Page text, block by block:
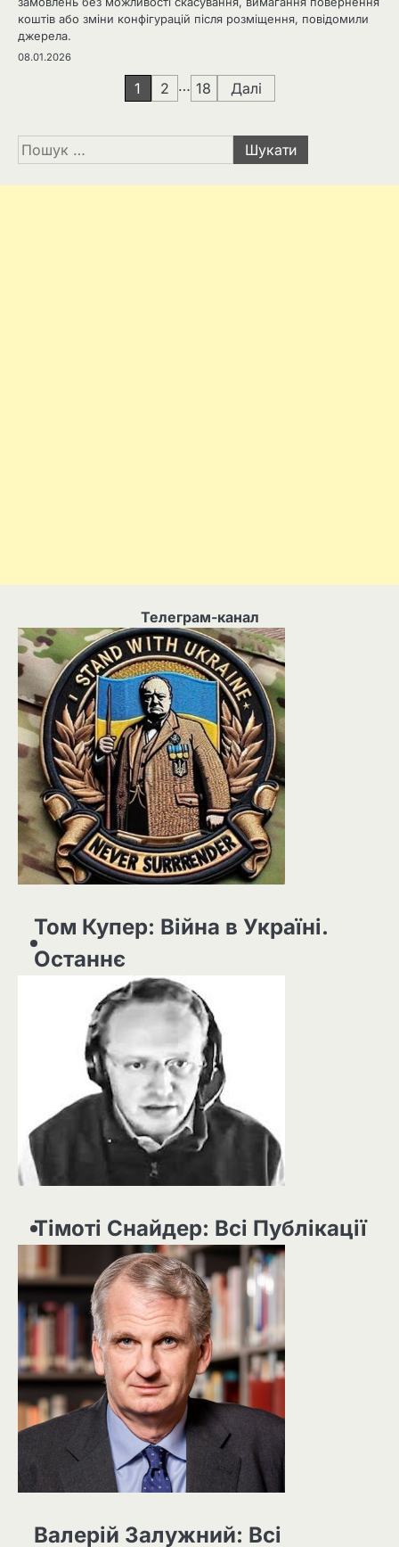
коштів або зміни конфігурацій після розміщення, повідомили
джерела.
08.01.2026
1 2 … 18 Далі
Пошук:
Телеграм-канал
Том Купер: Війна в Україні.
Останнє
Тімоті Снайдер: Всі Публікації
Валерій Залужний: Всі